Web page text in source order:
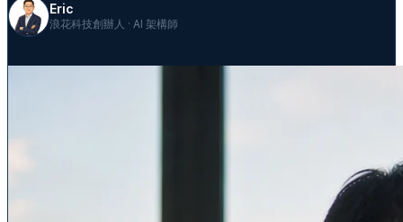
Eric
浪花科技創辦人 · AI 架構師